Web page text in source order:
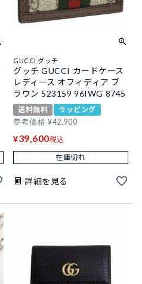
GUCCI グッチ
グッチ GUCCI カードケース
レディース オフィディア ブ
ラウン 523159 96IWG 8745
送料無料
ラッピング
参考価格 ¥42,900
¥39,600税込
在庫切れ
詳細を見る